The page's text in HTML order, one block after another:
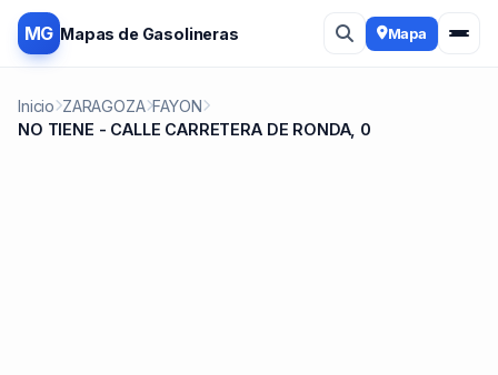
MG Mapas de Gasolineras Mapa
Inicio ZARAGOZA FAYON
NO TIENE - CALLE CARRETERA DE RONDA, 0